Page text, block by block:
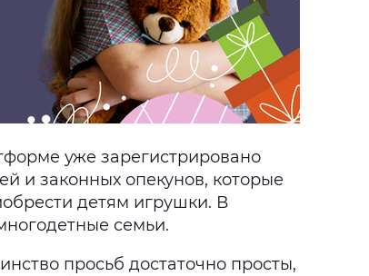
уже зарегистрировано
и законных опекунов, которые
детям игрушки. В
семьи.
просьб достаточно просты,